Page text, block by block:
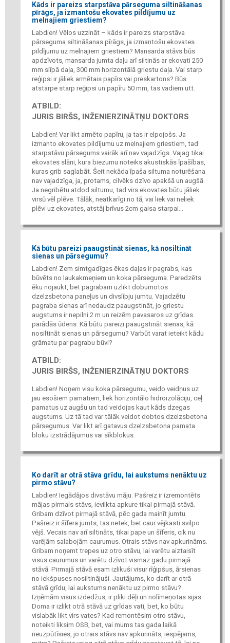
Kāds ir pareizs starpstāva pārseguma siltināšanas
pīrāgs, ja izmantošu ekovates pildījumu uz
melnajiem griestiem?
Labdien! Vēlos uzzināt – kāds ir pareizs starpstāva
pārseguma siltināšanas pīrāgs, ja izmantošu ekovates
pildījumu uz melnajiem griestiem? Mansarda stāvs būs
apdzīvots, mansarda jumta daļu arī siltinās ar ekovati 250
mm slīpā daļa, 300 mm horizontālā griestu daļa. Vai starp
reģipsi ir jāliek armētais papīrs vai preskartons? Būs
atstarpe starp reģipsi un papīru 50 mm, tas vadiem utt.
ATBILD:
JURIS BIRŠS, INŽENIERZINĀTŅU DOKTORS
Labdien! Var likt armēto papīru, ja tas ir elpojošs. Ja
izmanto ekovates pildījumu uz melnajiem griestiem, tad
starpstāvu pārsegums vairāk arī nav vajadzīgs. Vajag tikai
ekovates slāni, kura biezumu noteiks akustiskās īpašības,
kuras grib saglabāt. Šeit nekāda īpaša siltuma noturēšana
nav vajadzīga, ja, protams, cilvēks dzīvo apakšā un augšā.
Ja negribētu atdod siltumu, tad virs ekovates būtu jāliek
virsū vēl plēve. Tālāk, neatkarīgi no tā, vai liek vai neliek
plēvi uz ekovates, atstāj brīvus 2cm gaisa starpai...
Kā būtu pareizi paaugstināt sienas, kā nosiltināt
sienas un pārsegumu?
Labdien! Zem simtgadīgas ēkas daļas ir pagrabs, kas
būvēts no laukakmeņiem un koka pārseguma. Paredzēts
ēku nojaukt, bet pagrabam uzlikt dobumotos
dzelzsbetona paneļus un divslīpju jumtu. Vajadzētu
pagraba sienas arī nedaudz paaugstināt, jo griestu
augstums ir nepilni 2 m un reizēm pavasaros uz grīdas
parādās ūdens. Kā būtu pareizi paaugstināt sienas, kā
nosiltināt sienas un pārsegumu? Varbūt varat ieteikt kādu
grāmatu par pagrabu būvi?
ATBILD:
JURIS BIRŠS, INŽENIERZINĀTŅU DOKTORS
Labdien! Noņem visu koka pārsegumu, veido veidņus uz
jau esošiem pamatiem, liek horizontālo hidroizolāciju, ceļ
pamatus uz augšu un tad veidojas kaut kāds dzegas
augstums. Uz tā tad var tālāk veidot dobtos dzelzsbetona
pārsegumus. Var likt arī gatavus dzelzsbetona pamata
bloku izstrādājumus vai sīkblokus.
Ko darīt ar otrā stāva grīdu, lai aukstums nenāktu uz
pirmo stāvu?
Labdien! Iegādājos divstāvu māju. Pašreiz ir izremontēts
mājas pirmais stāvs, ievilkta apkure tikai pirmajā stāvā.
Gribam dzīvot pirmajā stāvā, pēc gada mainīt jumtu.
Pašreiz ir šīfera jumts, tas netek, bet caur vējkasti svilpo
vējš. Vecais nav arī siltināts, tikai pape un šīferis, cik nu
varējām salabojām caurumus. Otrais stāvs nav apkurināms.
Gribam noņemt trepes uz otro stāvu, lai varētu aiztaisīt
visus caurumus un varētu dzīvot vismaz gadu pirmajā
stāvā. Pirmajā stāvā esam izlikuši visur rīģipšus, ārsienas
no iekšpuses nosiltinājuši. Jautājums, ko darīt ar otrā
stāvā grīdu, lai aukstums nenāktu uz pirmo stāvu?
Izņēmām visus izdedžus, ir pliki dēļi un nolīmeņotas sijas.
Doma ir izlikt otrā stāvā uz grīdas vati, bet, ko būtu
vislabāk likt virs vates? Kad remontēsim otro stāvu,
noteikti liksim OSB, bet, vai mums tas gada laikā
neuzpūtīsies, jo otrais stāvs nav apkurināts, iespējams,